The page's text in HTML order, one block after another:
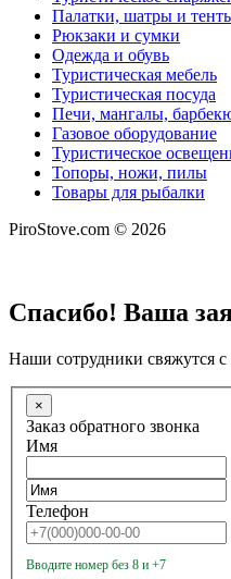
Палатки, шатры и
Рюкзаки и сумки
Одежда и обувь
Туристическая мебель
Туристическая посуда
Печи, мангалы,
Газовое оборудование
Туристическое
Топоры, ножи, пилы
Товары для рыбалки
PiroStove.com © 2026
Спасибо! Ваша
Наши сотрудники свяжутся
×
Заказ обратного звонка
Имя
Телефон
Вводите номер без 8 и +7